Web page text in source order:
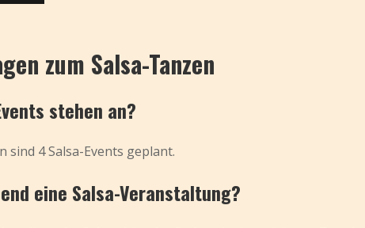
zum Salsa-Tanzen
stehen an?
sind 4 Salsa-Events geplant.
eine Salsa-Veranstaltung?